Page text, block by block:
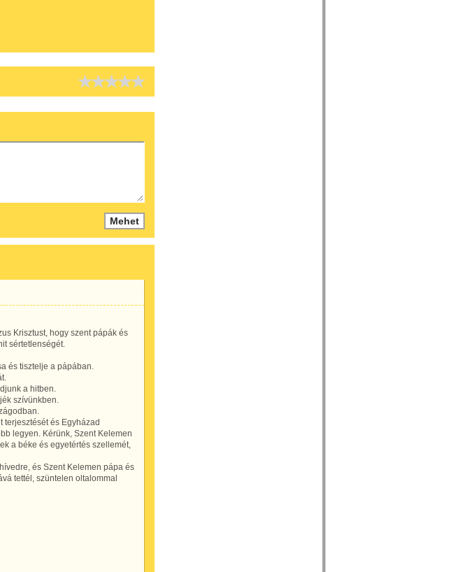
Krisztust, hogy szent pápák és
sértetlenségét.
és tisztelje a pápában.
a hitben.
szívünkben.
terjesztését és Egyházad
legyen. Kérünk, Szent Kelemen
a béke és egyetértés szellemét,
és Szent Kelemen pápa és
tettél, szüntelen oltalommal